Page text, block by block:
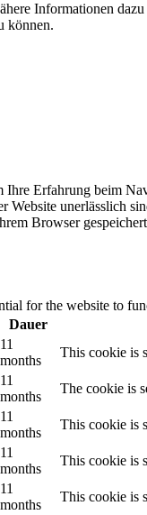
Informationen
können.
Erfahrung beim
unerlässlich
Browser
for the website to
Dauer
11
months
This cookie is
11
months
The cookie is
11
months
This cookie is
11
months
This cookie is
11
months
This cookie is